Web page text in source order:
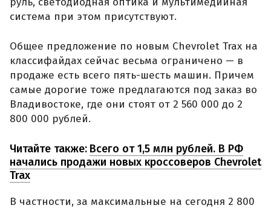
система при этом присутствуют.
Общее предложение по новым Chevrolet Trax на
классифайдах сейчас весьма ограничено — в
продаже есть всего пять-шесть машин. Причем
самые дорогие тоже предлагаются под заказ во
Владивостоке, где они стоят от 2 560 000 до 2
800 000 рублей.
Читайте также: Всего от 1,5 млн рублей. В РФ
начались продажи новых кроссоверов Chevrolet
Trax
В частности, за максимальные на сегодня 2 800